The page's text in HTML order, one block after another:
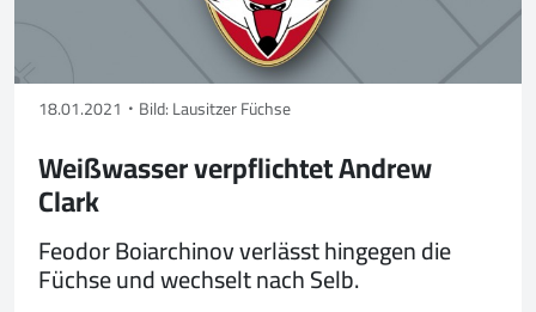
18.01.2021 Bild: Lausitzer Füchse
Weißwasser verpflichtet Andrew
Clark
Feodor Boiarchinov verlässt hingegen die
Füchse und wechselt nach Selb.